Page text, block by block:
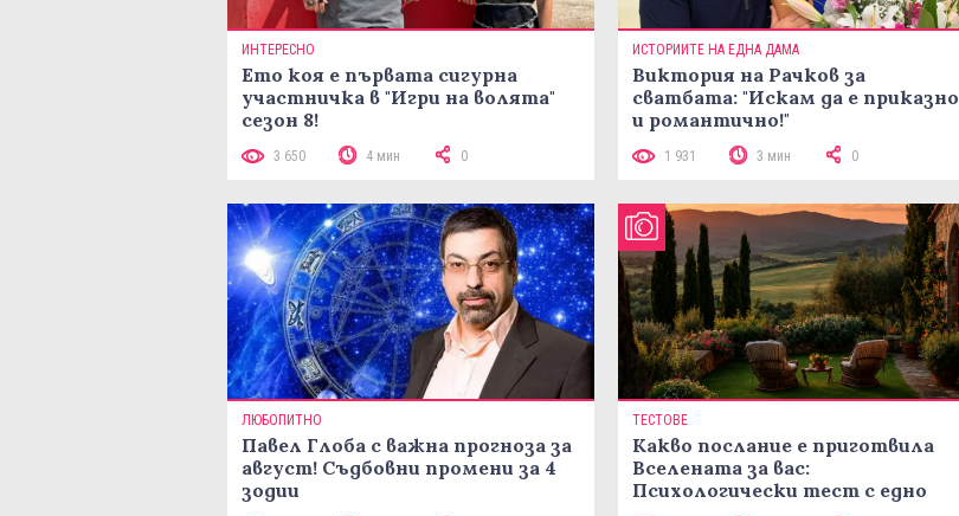
ИНТЕРЕСНО
Ето коя е първата сигурна
участничка в "Игри на волята"
сезон 8!
3 650 4 мин 0
ИСТОРИИТЕ НА ЕДНА ДАМА
Виктория на Рачков за
сватбата: "Искам да е приказно
и романтично!"
1 931 3 мин 0
ЛЮБОПИТНО
Павел Глоба с важна прогноза за
август! Съдбовни промени за 4
зодии
ТЕСТОВЕ
Какво послание е приготвила
Вселената за вас:
Психологически тест с едно